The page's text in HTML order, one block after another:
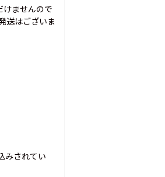
ませんので
送はございま
みされてい